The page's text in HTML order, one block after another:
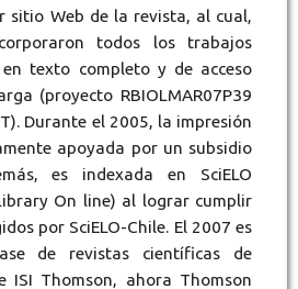
sitio Web de la revista, al cual,
todos los trabajos
en texto completo y de acceso
(proyecto RBIOLMAR07P39
Durante el 2005, la impresión
apoyada por un subsidio
es indexada en SciELO
On line) al lograr cumplir
por SciELO-Chile. El 2007 es
de revistas científicas de
ISI Thomson, ahora Thomson